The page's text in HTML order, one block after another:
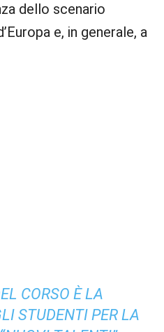
dello scenario
e, in generale, a
CORSO È LA
STUDENTI PER LA